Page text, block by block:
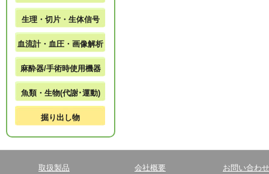
生理・切片・生体信号
血流計・血圧・画像解析
麻酔器/手術時使用機器
魚類・生物(代謝･運動)
掘り出し物
取扱製品 会社概要 お問い合わせ